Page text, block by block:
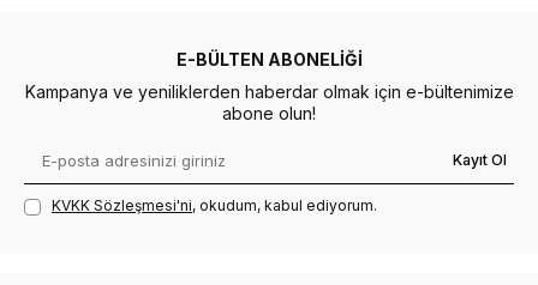
E-BÜLTEN ABONELIĞI
Kampanya ve yeniliklerden haberdar olmak için e-bültenimize
abone olun!
Kayıt Ol
KVKK Sözleşmesi'ni, okudum, kabul ediyorum.